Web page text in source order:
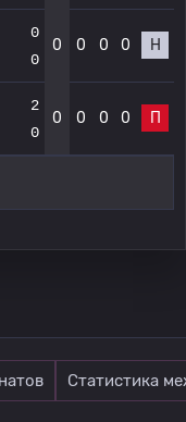
0
0
0 0 0 0 Н
2
0
0 0 0 0 П
Статистика